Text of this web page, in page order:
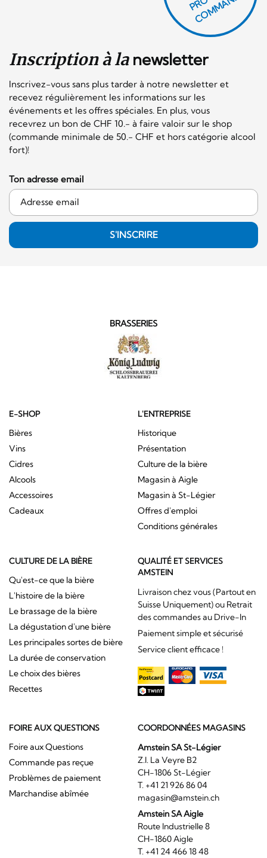
Inscription à lanewsletter
Inscrivez-vous sans plus tarder à notre newsletter et
recevez régulièrement les informations sur les
événements et les offres spéciales. En plus, vous
recevrez un bon de CHF 10.- à faire valoir sur le shop
(commande minimale de 50.- CHF et hors catégorie alcool
fort)!
Ton adresse email
S'INSCRIRE
BRASSERIES
E-SHOP
Bières
Vins
Cidres
Alcools
Accessoires
Cadeaux
L'ENTREPRISE
Historique
Présentation
Culture de la bière
Magasin à Aigle
Magasin à St-Légier
Offres d'emploi
Conditions générales
CULTURE DE LA BIÈRE
Qu'est-ce que la bière
L'histoire de la bière
Le brassage de la bière
La dégustation d'une bière
Les principales sortes de bière
La durée de conservation
Le choix des bières
Recettes
QUALITÉ ET SERVICES
AMSTEIN
Livraison chez vous (Partout en
Suisse Uniquement) ou Retrait
des commandes au Drive-In
Paiement simple et sécurisé
Service client efficace !
FOIRE AUX QUESTIONS
Foire aux Questions
Commande pas reçue
Problèmes de paiement
Marchandise abîmée
COORDONNÉES MAGASINS
Amstein SA St-Légier
Z.I. La Veyre B2
CH-1806 St-Légier
T. +41 21 926 86 04
magasin@amstein.ch
Amstein SA Aigle
Route Industrielle 8
CH-1860 Aigle
T. +41 24 466 18 48